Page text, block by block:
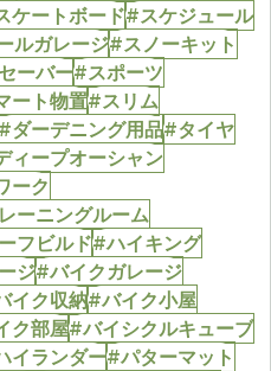
ケートボード#スケジュール
ルガレージ#スノーキット
ーバー#スポーツ
ート物置#スリム
ダーデニング用品#タイヤ
ィープオーシャン
ーク
ーニングルーム
フビルド#ハイキング
ジ#バイクガレージ
イク収納#バイク小屋
ク部屋#バイシクルキューブ
イランダー#パターマット